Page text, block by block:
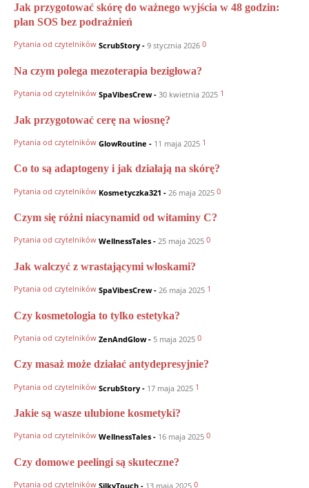
Jak przygotować skórę do ważnego wyjścia w 48 godzin:
plan SOS bez podrażnień
Pytania od czytelników ScrubStory - 9 stycznia 2026 0
Na czym polega mezoterapia bezigłowa?
Pytania od czytelników SpaVibesCrew - 30 kwietnia 2025 1
Jak przygotować cerę na wiosnę?
Pytania od czytelników GlowRoutine - 11 maja 2025 1
Co to są adaptogeny i jak działają na skórę?
Pytania od czytelników Kosmetyczka321 - 26 maja 2025 0
Czym się różni niacynamid od witaminy C?
Pytania od czytelników WellnessTales - 25 maja 2025 0
Jak walczyć z wrastającymi włoskami?
Pytania od czytelników SpaVibesCrew - 26 maja 2025 1
Czy kosmetologia to tylko estetyka?
Pytania od czytelników ZenAndGlow - 5 maja 2025 0
Czy masaż może działać antydepresyjnie?
Pytania od czytelników ScrubStory - 17 maja 2025 1
Jakie są wasze ulubione kosmetyki?
Pytania od czytelników WellnessTales - 16 maja 2025 0
Czy domowe peelingi są skuteczne?
Pytania od czytelników SilkyTouch - 13 maja 2025 0